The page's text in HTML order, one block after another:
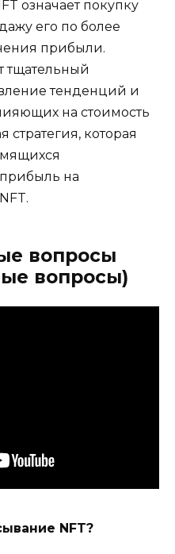
означает покупку
его по более
прибыли.
тщательный
тенденций и
на стоимость
стратегия, которая
на
вопросы
вопросы)
NFT?